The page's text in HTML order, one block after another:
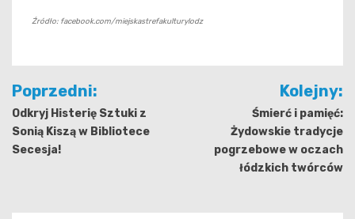
Źródło: facebook.com/miejskastrefakulturylodz
Nawigacja
wpisu
Poprzedni:
Odkryj Histerię Sztuki z
Sonią Kiszą w Bibliotece
Secesja!
Kolejny:
Śmierć i pamięć:
Żydowskie tradycje
pogrzebowe w oczach
łódzkich twórców